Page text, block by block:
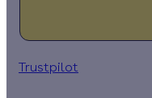
Trustpilot